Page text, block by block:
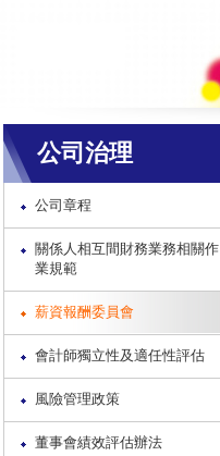
公司治理
公司章程
關係人相互間財務業務相關作
業規範
薪資報酬委員會
會計師獨立性及適任性評估
風險管理政策
董事會績效評估辦法